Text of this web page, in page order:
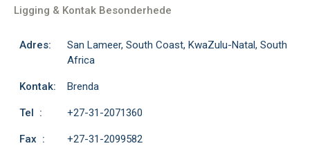
Ligging & Kontak Besonderhede
Adres:
San Lameer, South Coast, KwaZulu-Natal, South
Africa
Kontak: Brenda
Tel : +27-31-2071360
Fax : +27-31-2099582